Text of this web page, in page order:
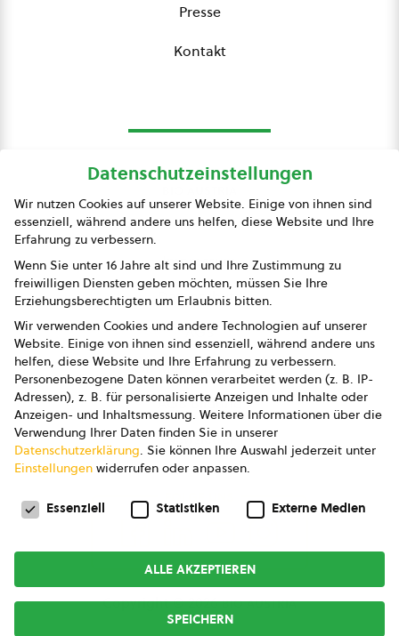
Presse
Kontakt
Presse
Impressum
Datenschutz
AGB
AGB Marketing GmbH
AGB Bildung
Newsletter
Copyright © 2026bio austria
Datenschutzeinstellungen
Wir nutzen Cookies auf unserer Website. Einige von ihnen sind
essenziell, während andere uns helfen, diese Website und Ihre
Erfahrung zu verbessern.
Wenn Sie unter 16 Jahre alt sind und Ihre Zustimmung zu
freiwilligen Diensten geben möchten, müssen Sie Ihre
Erziehungsberechtigten um Erlaubnis bitten.
Wir verwenden Cookies und andere Technologien auf unserer
Website. Einige von ihnen sind essenziell, während andere uns
helfen, diese Website und Ihre Erfahrung zu verbessern.
Personenbezogene Daten können verarbeitet werden (z. B. IP-
Adressen), z. B. für personalisierte Anzeigen und Inhalte oder
Anzeigen- und Inhaltsmessung. Weitere Informationen über die
Verwendung Ihrer Daten finden Sie in unserer
Datenschutzerklärung. Sie können Ihre Auswahl jederzeit unter
Einstellungen widerrufen oder anpassen.
Datenschutzeinstellungen
Essenziell Statistiken Externe Medien
ALLE AKZEPTIEREN
SPEICHERN